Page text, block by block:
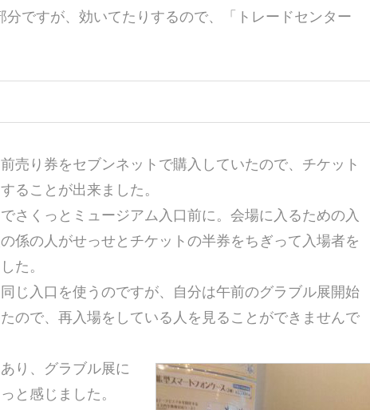
ですが、効いてたりするので、「トレードセンター
売り券をセブンネットで購入していたので、チケット
ることが出来ました。
さくっとミュージアム入口前に。会場に入るための入
係の人がせっせとチケットの半券をちぎって入場者を
た。
じ入口を使うのですが、自分は午前のグラブル展開始
ので、再入場をしている人を見ることができませんで
り、グラブル展に
と感じました。